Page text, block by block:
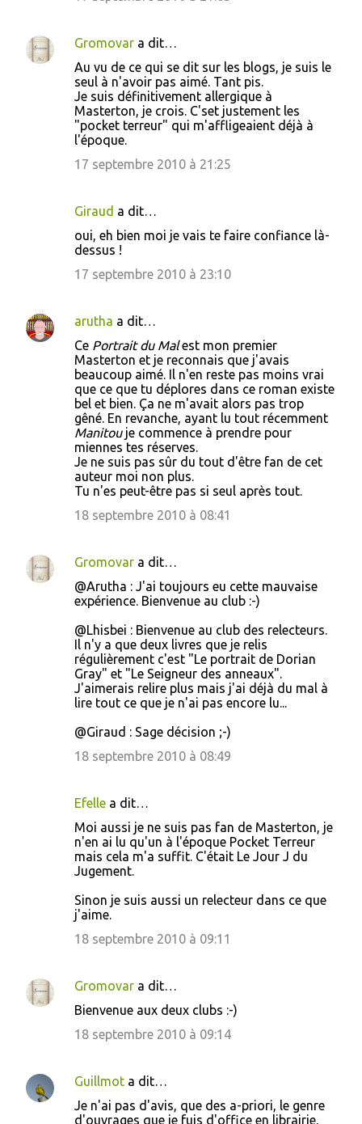
i
Gromovar a dit…
Au vu de ce qui se dit sur les blogs, je suis le
seul à n'avoir pas aimé. Tant pis.
Je suis définitivement allergique à
Masterton, je crois. C'set justement les
"pocket terreur" qui m'affligeaient déjà à
l'époque.
17 septembre 2010 à 21:25
Giraud a dit…
oui, eh bien moi je vais te faire confiance là-
dessus !
17 septembre 2010 à 23:10
arutha a dit…
Ce Portrait du Malest mon premier
Masterton et je reconnais que j'avais
beaucoup aimé. Il n'en reste pas moins vrai
que ce que tu déplores dans ce roman existe
bel et bien. Ça ne m'avait alors pas trop
gêné. En revanche, ayant lu tout récemment
Manitouje commence à prendre pour
miennes tes réserves.
Je ne suis pas sûr du tout d'être fan de cet
auteur moi non plus.
Tu n'es peut-être pas si seul après tout.
18 septembre 2010 à 08:41
Gromovar a dit…
@Arutha : J'ai toujours eu cette mauvaise
expérience. Bienvenue au club :-)
@Lhisbei : Bienvenue au club des relecteurs.
Il n'y a que deux livres que je relis
régulièrement c'est "Le portrait de Dorian
Gray" et "Le Seigneur des anneaux".
J'aimerais relire plus mais j'ai déjà du mal à
lire tout ce que je n'ai pas encore lu...
@Giraud : Sage décision ;-)
18 septembre 2010 à 08:49
Efelle a dit…
Moi aussi je ne suis pas fan de Masterton, je
n'en ai lu qu'un à l'époque Pocket Terreur
mais cela m'a suffit. C'était Le Jour J du
Jugement.
Sinon je suis aussi un relecteur dans ce que
j'aime.
18 septembre 2010 à 09:11
Gromovar a dit…
Bienvenue aux deux clubs :-)
18 septembre 2010 à 09:14
Guillmot a dit…
Je n'ai pas d'avis, que des a-priori, le genre
d'ouvrages que je fuis d'office en librairie,